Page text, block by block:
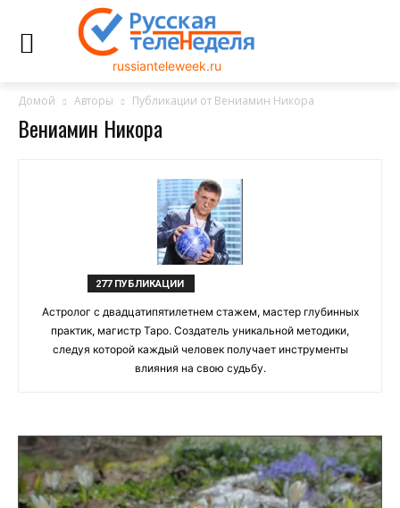
russianteleweek.ru
Домой Авторы Публикации от Вениамин Никора
Вениамин Никора
277 ПУБЛИКАЦИИ
Астролог с двадцатипятилетнем стажем, мастер глубинных
практик, магистр Таро. Создатель уникальной методики,
следуя которой каждый человек получает инструменты
влияния на свою судьбу.